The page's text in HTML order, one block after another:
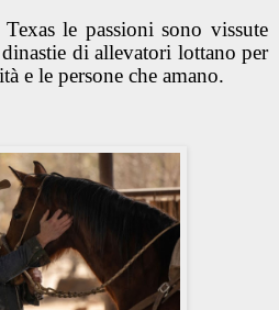
le passioni sono vissute
di allevatori lottano per
e le persone che amano.